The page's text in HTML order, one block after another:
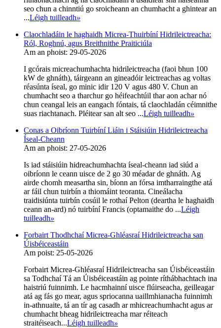
seo chun a chinntiú go sroicheann an chumhacht a ghintear an
...Léigh tuilleadh»
Claochladáin le haghaidh Micrea-Thuirbíní Hidrileictreacha:
Ról, Roghnú, agus Breithnithe Praiticiúla
Am an phoist: 29-05-2026
I gcórais micreachumhachta hidrileictreacha (faoi bhun 100
kW de ghnáth), táirgeann an gineadóir leictreachas ag voltas
réasúnta íseal, go minic idir 120 V agus 480 V. Chun an
chumhacht seo a tharchur go héifeachtúil thar aon achar nó
chun ceangal leis an eangach fóntais, tá claochladán céimnithe
suas riachtanach. Pléitear san alt seo ...Léigh tuilleadh»
Conas a Oibríonn Tuirbíní Liáin i Stáisiúin Hidrileictreacha
Íseal-Cheann
Am an phoist: 27-05-2026
Is iad stáisiúin hidreachumhachta íseal-cheann iad siúd a
oibríonn le ceann uisce de 2 go 30 méadar de ghnáth. Ag
airde chomh measartha sin, bíonn an fórsa imtharraingthe atá
ar fáil chun tuirbín a thiomáint teoranta. Cineálacha
traidisiúnta tuirbín cosúil le rothaí Pelton (deartha le haghaidh
ceann an-ard) nó tuirbíní Francis (optamaithe do ...Léigh
tuilleadh»
Forbairt Thodhchaí Micrea-Ghléasraí Hidrileictreacha san
Úisbéiceastáin
Am poist: 25-05-2026
Forbairt Micrea-Ghléasraí Hidrileictreacha san Úisbéiceastáin
sa Todhchaí Tá an Úisbéiceastáin ag pointe ríthábhachtach ina
haistriú fuinnimh. Le hacmhainní uisce flúirseacha, geilleagar
atá ag fás go mear, agus spriocanna uaillmhianacha fuinnimh
in-athnuaite, tá an tír ag casadh ar mhicreachumhacht agus ar
chumhacht bheag hidrileictreacha mar réiteach
straitéiseach...Léigh tuilleadh»